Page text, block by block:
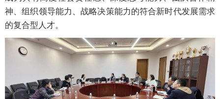
神、组织领导能力、战略决策能力的符合新时代发展需求
的复合型人才。